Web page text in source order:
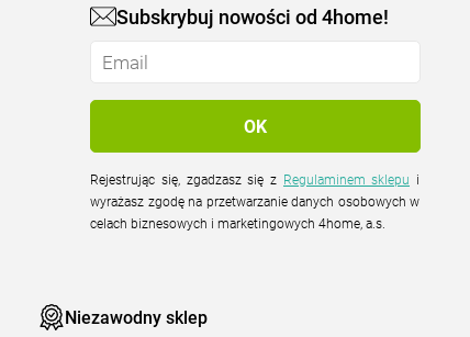
Subskrybuj nowości od 4home!
Rejestrując się, zgadzasz się z Regulaminem sklepu
wyrażasz zgodę na przetwarzanie danych osobowych w
celach biznesowych i marketingowych 4home, a.s.
Niezawodny sklep